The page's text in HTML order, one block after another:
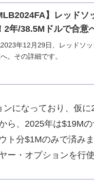
】レッド
2年/38.5Mドルで合意
年12月29日、レッドソ
。その詳細です。
になっており、仮
ら、2025年は$19M
ト分$1Mのみで済み
ー・オプションを行